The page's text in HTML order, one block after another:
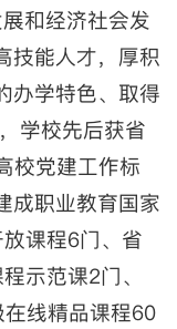
和经济社会发
技能人才，厚积
办学特色、取得
学校先后获省
校党建工作标
成职业教育国家
课程6门、省
示范课2门、
线精品课程60